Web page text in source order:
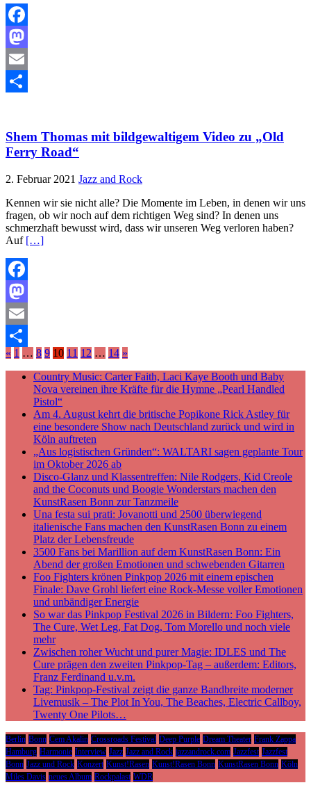
Facebook
Mastodon
Email
Shem Thomas mit bildgewaltigem Video zu „Old
Ferry Road“
2. Februar 2021 Jazz and Rock
Kennen wir sie nicht alle? Die Momente im Leben, in denen wir uns
fragen, ob wir noch auf dem richtigen Weg sind? In denen uns
schmerzhaft bewusst wird, dass wir unseren Weg verloren haben?
Auf […]
Facebook
Mastodon
Email
Teilen
« 1 … 8 9 10 11 12 … 14 »
Country Music: Carter Faith, Laci Kaye Booth und Baby
Nova vereinen ihre Kräfte für die Hymne „Pearl Handled
Pistol“
Am 4. August kehrt die britische Popikone Rick Astley für
eine besondere Show nach Deutschland zurück und wird in
Köln auftreten
„Aus logistischen Gründen“: WALTARI sagen geplante Tour
im Oktober 2026 ab
Disco-Glanz und Klassentreffen: Nile Rodgers, Kid Creole
and the Coconuts und Boogie Wonderstars machen den
KunstRasen Bonn zur Tanzmeile
Una festa sui prati: Jovanotti und 2500 überwiegend
italienische Fans machen den KunstRasen Bonn zu einem
Platz der Lebensfreude
3500 Fans bei Marillion auf dem KunstRasen Bonn: Ein
Abend der großen Emotionen und schwebenden Gitarren
Foo Fighters krönen Pinkpop 2026 mit einem epischen
Finale: Dave Grohl liefert eine Rock-Messe voller Emotionen
und unbändiger Energie
So war das Pinkpop Festival 2026 in Bildern: Foo Fighters,
The Cure, Wet Leg, Fat Dog, Tom Morello und noch viele
mehr
Zwischen roher Wucht und purer Magie: IDLES und The
Cure prägen den zweiten Pinkpop-Tag – außerdem: Editors,
Franz Ferdinand u.v.m.
Tag: Pinkpop-Festival zeigt die ganze Bandbreite moderner
Livemusik – The Plot In You, The Beaches, Electric Callboy,
Twenty One Pilots…
Berlin Bonn Cem Akalin Crossroads Festival Deep Purple Dream Theater Frank Zappa
Hamburg Harmonie Interview Jazz Jazz and Rock jazzandrock.com Jazzfest Jazzfest
Bonn Jazz und Rock Konzert Kunst!Rasen Kunst!Rasen Bonn KunstRasen Bonn Köln
Miles Davis neues Album Rockpalast WDR